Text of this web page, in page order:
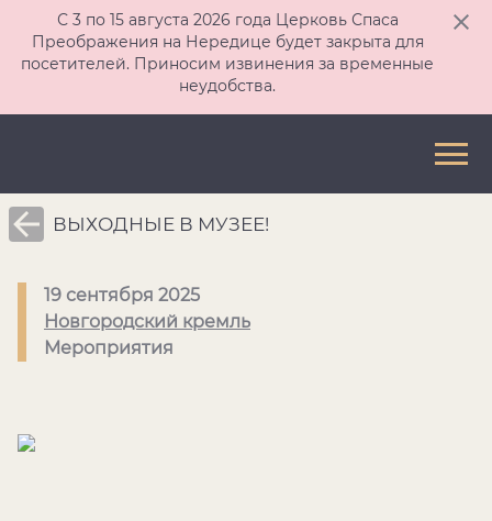
С 3 по 15 августа 2026 года Церковь Спаса
Преображения на Нередице будет закрыта для
посетителей. Приносим извинения за временные
неудобства.
ВЫХОДНЫЕ В МУЗЕЕ!
19 сентября 2025
Новгородский кремль
Мероприятия